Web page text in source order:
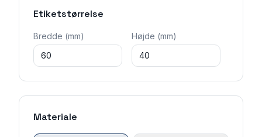
Etiketstørrelse
Bredde (mm) Højde (mm)
Materiale